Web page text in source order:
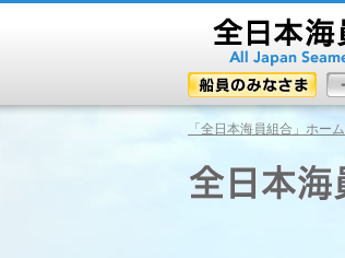
「全日本海員組合」ホーム